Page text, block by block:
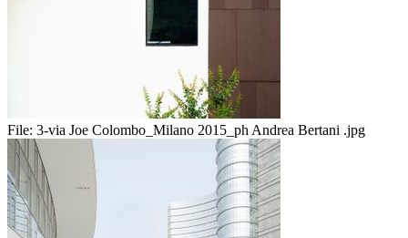
File: 3-via Joe Colombo_Milano 2015_ph Andrea Bertani .jpg